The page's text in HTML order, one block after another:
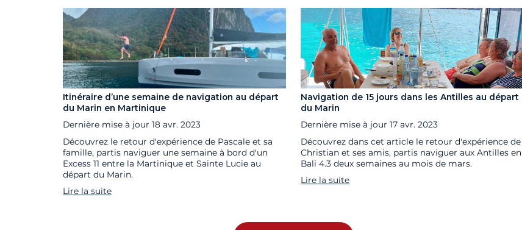
Itinéraire d’une semaine de navigation au départ
du Marin en Martinique
Dernière mise à jour 18 avr. 2023
Découvrez le retour d'expérience de Pascale et sa
famille, partis naviguer une semaine à bord d'un
Excess 11 entre la Martinique et Sainte Lucie au
départ du Marin.
Lire la suite
Navigation de 15 jours dans les Antilles au départ
du Marin
Dernière mise à jour17 avr. 2023
Découvrez dans cet article le retour d'expérience de
Christian et ses amis, partis naviguer aux Antilles en
Bali 4.3 deux semaines au mois de mars.
Lire la suite